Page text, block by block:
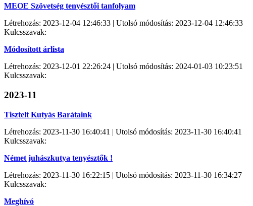
MEOE Szövetség tenyésztői tanfolyam
Létrehozás: 2023-12-04 12:46:33 | Utolsó módosítás: 2023-12-04 12:46:33
Kulcsszavak:
Módosított árlista
Létrehozás: 2023-12-01 22:26:24 | Utolsó módosítás: 2024-01-03 10:23:51
Kulcsszavak:
2023-11
Tisztelt Kutyás Barátaink
Létrehozás: 2023-11-30 16:40:41 | Utolsó módosítás: 2023-11-30 16:40:41
Kulcsszavak:
Német juhászkutya tenyésztők !
Létrehozás: 2023-11-30 16:22:15 | Utolsó módosítás: 2023-11-30 16:34:27
Kulcsszavak:
Meghívó